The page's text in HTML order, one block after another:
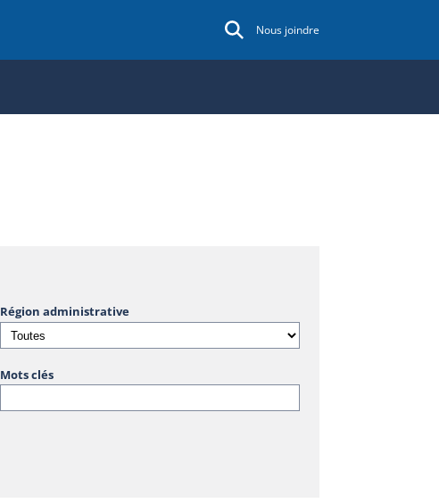
Nous joindre
Région administrative
Mots clés